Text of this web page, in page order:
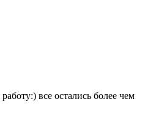
все остались более чем